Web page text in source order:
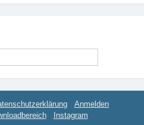
Anmelden
Instagram